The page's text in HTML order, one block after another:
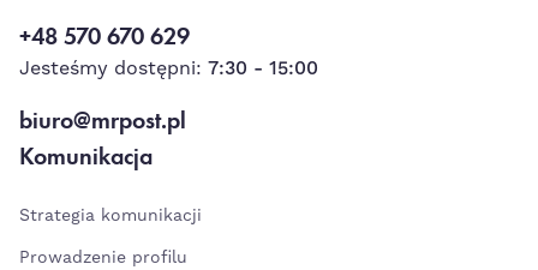
+48 570 670 629
Jesteśmy dostępni: 7:30 - 15:00
biuro@mrpost.pl
Komunikacja
Strategia komunikacji
Prowadzenie profilu